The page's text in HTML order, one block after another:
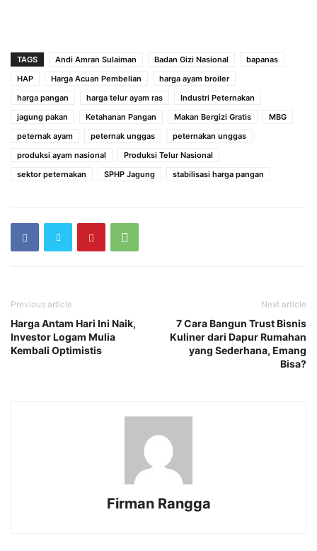
TAGS Andi Amran Sulaiman Badan Gizi Nasional
bapanas
HAP
Harga Acuan Pembelian
harga ayam broiler
harga pangan
harga telur ayam ras
Industri Peternakan
jagung pakan
Ketahanan Pangan Makan Bergizi Gratis
MBG
peternak ayam
peternak unggas
peternakan unggas
produksi ayam nasional
Produksi Telur Nasional
sektor peternakan
SPHP Jagung stabilisasi harga pangan
Previous article
Harga Antam Hari Ini Naik,
Investor Logam Mulia
Kembali Optimistis
Next article
7 Cara Bangun Trust Bisnis
Kuliner dari Dapur Rumahan
yang Sederhana, Emang
Bisa?
Firman Rangga